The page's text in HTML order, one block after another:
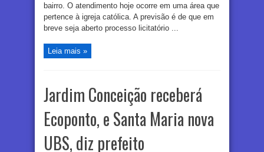
bairro. O atendimento hoje ocorre em uma área que
pertence à igreja católica. A previsão é de que em
breve seja aberto processo licitatório ...
Leia mais »
Jardim Conceição receberá
Ecoponto, e Santa Maria nova
UBS, diz prefeito